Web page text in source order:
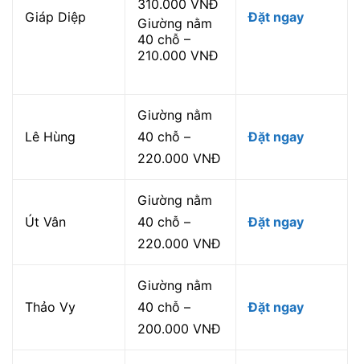
Giáp Diệp
310.000 VNĐ
Giường nằm
40 chỗ –
210.000 VNĐ
Đặt ngay
Lê Hùng
Giường nằm
40 chỗ –
220.000 VNĐ
Đặt ngay
Út Vân
Giường nằm
40 chỗ –
220.000 VNĐ
Đặt ngay
Thảo Vy
Giường nằm
40 chỗ –
200.000 VNĐ
Đặt ngay